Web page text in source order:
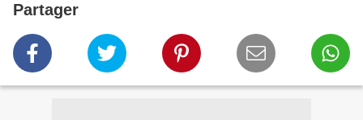
Partager